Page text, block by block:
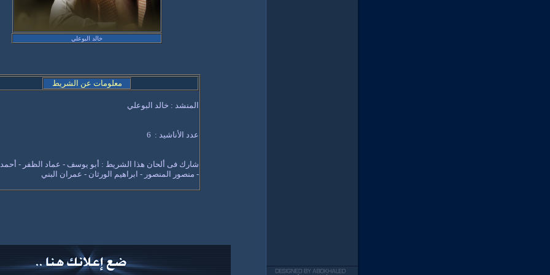
خالد البوعلي
معلومات عن الشريط
المنشد : خالد البوعلي
عدد الأناشيد : 6
شارك فى ألحان هذا الشريط : أبو يوسف - عماد الظفر -
- منصور المنصور - ابراهيم الورثان - عمران البني